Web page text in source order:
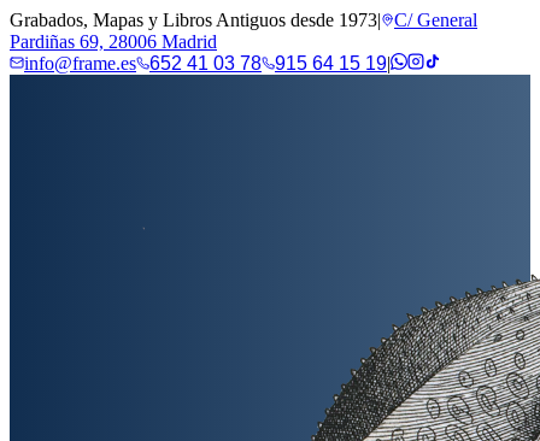
Grabados, Mapas y Libros Antiguos desde 1973|
C/ General
Pardiñas 69, 28006 Madrid
info@frame.es
652 41 03 78 915 64 15 19|